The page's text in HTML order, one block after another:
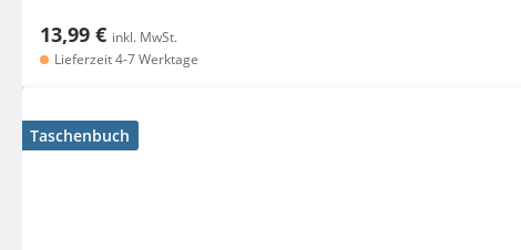
13,99 € inkl. MwSt.
Lieferzeit 4-7 Werktage
Taschenbuch